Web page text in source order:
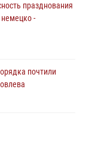
празднования
-
почтили